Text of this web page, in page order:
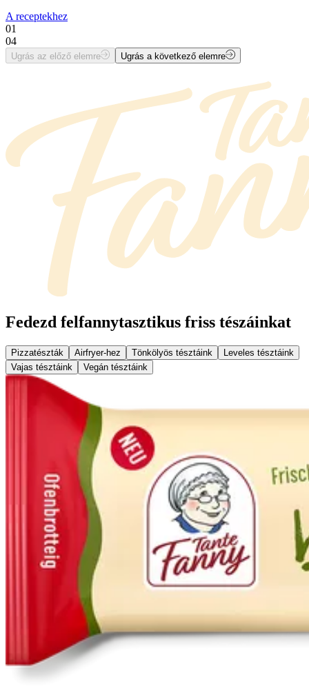
A receptekhez
01
04
Ugrás az előző elemre Ugrás a következő elemre
Fedezd felfannytasztikus friss tészáinkat
Pizzatészták Airfryer-hez Tönkölyös tésztáink
Leveles tésztáink
Vajas tésztáink
Vegán tésztáink